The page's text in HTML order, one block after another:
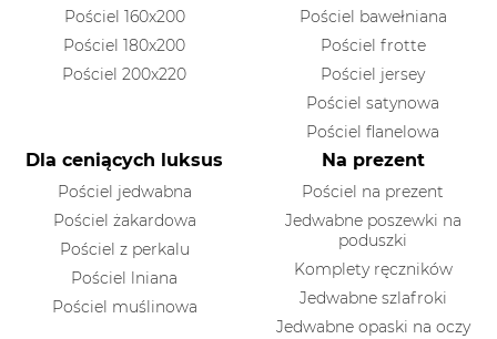
Pościel 160x200
Pościel 180x200
Pościel 200x220
Pościel bawełniana
Pościel frotte
Pościel jersey
Pościel satynowa
Pościel flanelowa
Dla ceniących luksus
Pościel jedwabna
Pościel żakardowa
Pościel z perkalu
Pościel lniana
Pościel muślinowa
Na prezent
Pościel na prezent
Jedwabne poszewki na
poduszki
Komplety ręczników
Jedwabne szlafroki
Jedwabne opaski na oczy